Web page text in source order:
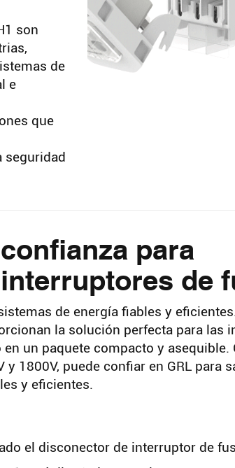
son
de
e
que
seguridad
para
de
de energía fiables y
la solución perfecta para las
un paquete compacto y asequible.
1800V, puede confiar en GRL para
y eficientes.
el disconector de interruptor de